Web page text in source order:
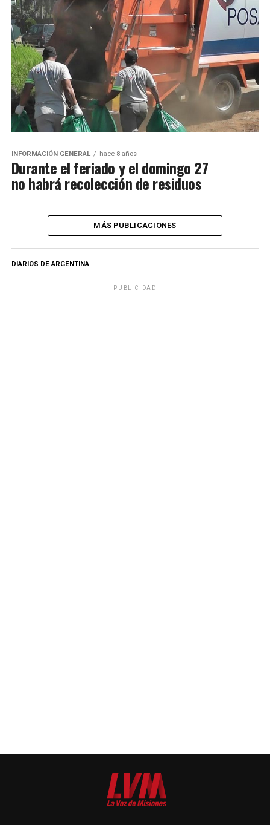
INFORMACIÓN GENERAL hace 8 años
Durante el feriado y el domingo 27
no habrá recolección de residuos
MÁS PUBLICACIONES
DIARIOS DE ARGENTINA
PUBLICIDAD